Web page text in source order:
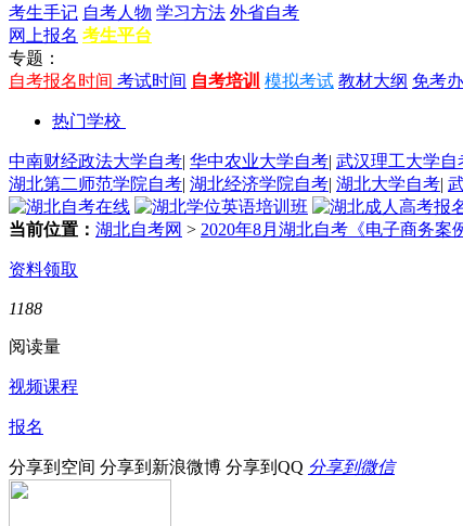
考生手记 自考人物 学习方法 外省自考
网上报名 考生平台
专题：
自考报名时间 考试时间 自考培训 模拟考试 教材大纲 免考
热门学校
中南财经政法大学自考| 华中农业大学自考| 武汉理工大学自
湖北第二师范学院自考| 湖北经济学院自考| 湖北大学自考|
当前位置： 湖北自考网 > 2020年8月湖北自考《电子商务案
资料领取
1188
阅读量
视频课程
报名
分享到空间 分享到新浪微博 分享到QQ 分享到微信